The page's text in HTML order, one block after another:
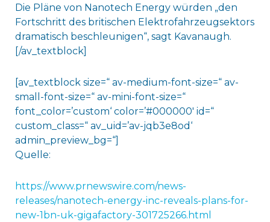
Die Pläne von Nanotech Energy würden „den
Fortschritt des britischen Elektrofahrzeugsektors
dramatisch beschleunigen“, sagt Kavanaugh.
[/av_textblock]
[av_textblock size=“ av-medium-font-size=“ av-
small-font-size=“ av-mini-font-size=“
font_color=’custom‘ color=’#000000′ id=“
custom_class=“ av_uid=’av-jqb3e8od‘
admin_preview_bg=“]
Quelle:
https://www.prnewswire.com/news-
releases/nanotech-energy-inc-reveals-plans-for-
new-1bn-uk-gigafactory-301725266.html